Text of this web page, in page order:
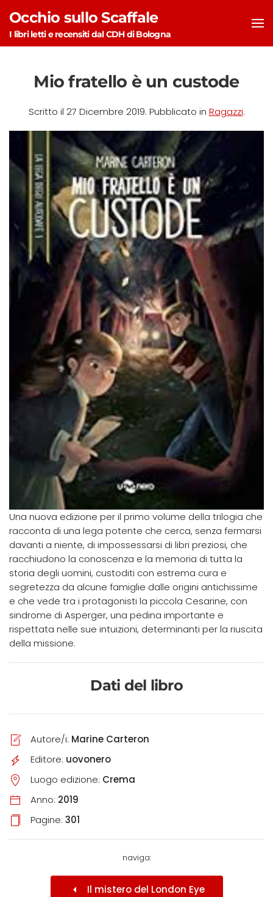
Skip to main content
Occhio sullo Scaffale
I libri letti e recensiti dal CDH di Bologna
Mio fratello è un custode
Scritto il 27 Dicembre 2019. Pubblicato in Ragazzi.
Una nuova edizione per il primo volume della trilogia che
racconta di una lega potente che cerca, senza fermarsi
davanti a niente, di impossessarsi di libri preziosi, che
racchiudono la conoscenza e la memoria di tutta la
storia degli uomini, custoditi con estrema cura e
segretezza da alcune famiglie dalle origini antichissime
e che vede tra i protagonisti la piccola Cesarine, con
sindrome di Asperger, una pedina importante e
rispettata nelle sue intuizioni, determinanti per la riuscita
della missione.
Dati del libro
Autore/i: Marine Carteron
Editore: uovonero
Luogo edizione: Crema
Anno: 2019
Pagine: 301
naviga:
Il mistero del London Eye